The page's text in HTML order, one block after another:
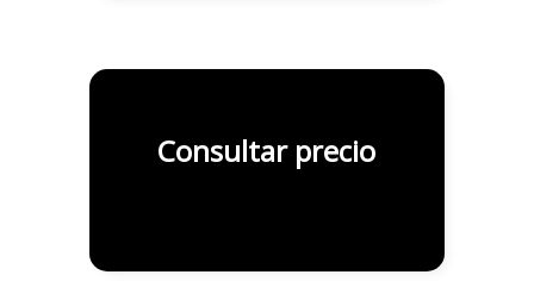
Consultar precio